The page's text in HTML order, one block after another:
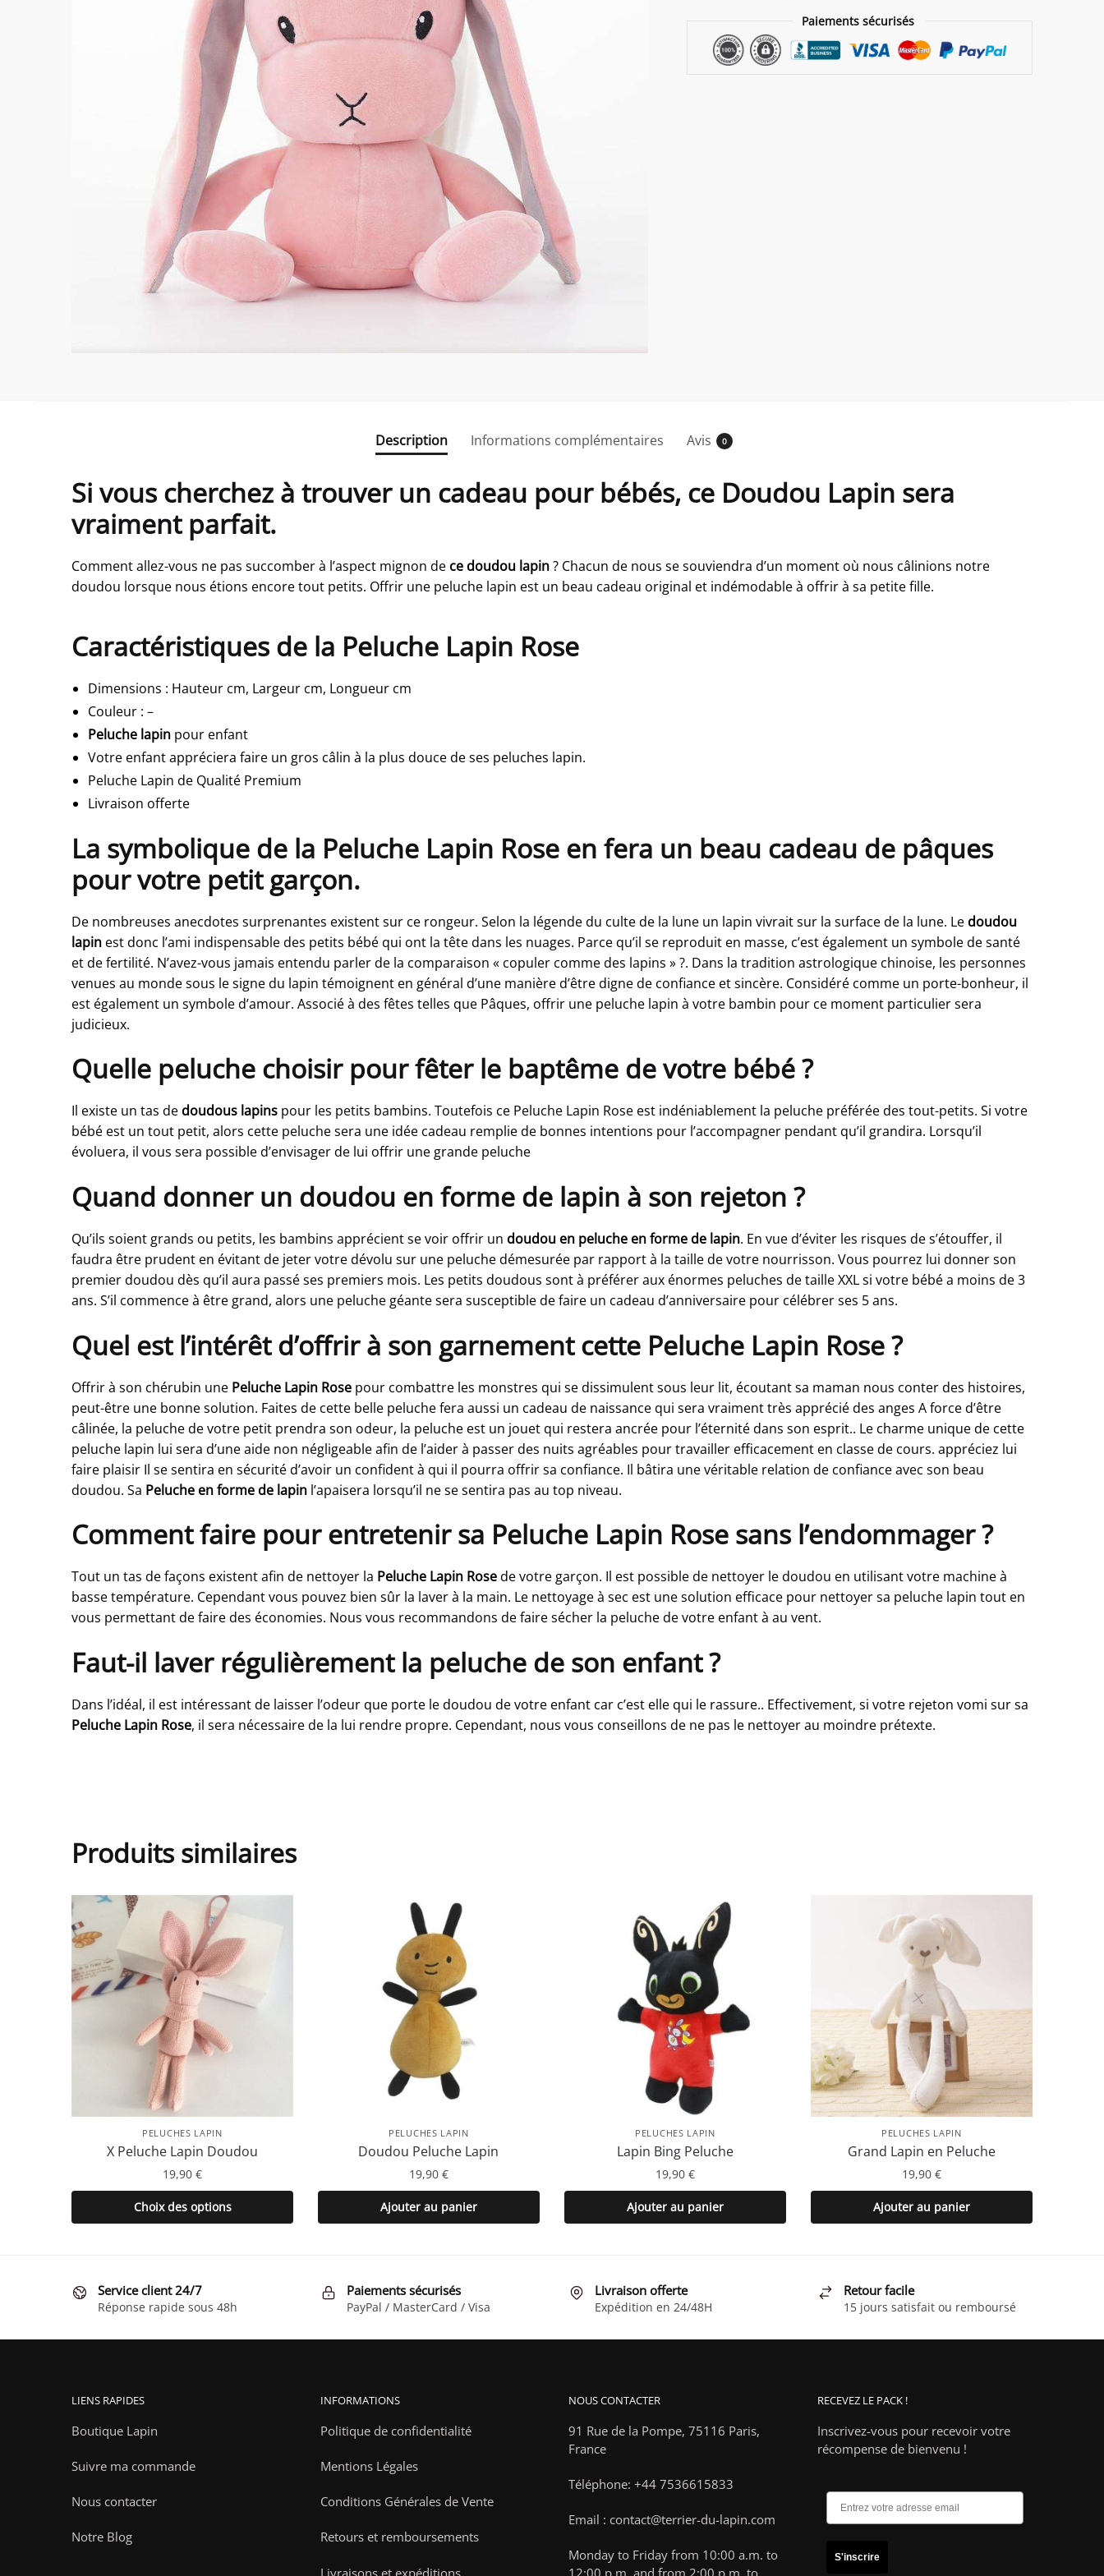
Paiements sécurisés
Description Informations complémentaires Avis 0
Si vous cherchez à trouver un cadeau pour bébés, ce Doudou Lapin sera
vraiment parfait.
Comment allez-vous ne pas succomber à l’aspect mignon de ce doudou lapin? Chacun de nous se souviendra d’un moment où nous câlinions notre
doudou lorsque nous étions encore tout petits. Offrir une peluche lapin est un beau cadeau original et indémodable à offrir à sa petite fille.
Caractéristiques de la Peluche Lapin Rose
Dimensions : Hauteur cm, Largeur cm, Longueur cm
Couleur :–
Peluche lapin pour enfant
Votre enfant appréciera faire un gros câlin à la plus douce de ses peluches lapin.
Peluche Lapin de Qualité Premium
Livraison offerte
La symbolique de la Peluche Lapin Rose en fera un beau cadeau de pâques
pour votre petit garçon.
De nombreuses anecdotes surprenantes existent sur ce rongeur. Selon la légende du culte de la lune un lapin vivrait sur la surface de la lune. Le doudou
lapin est donc l’ami indispensable des petits bébé qui ont la tête dans les nuages. Parce qu’il se reproduit en masse, c’est également un symbole de santé
et de fertilité. N’avez-vous jamais entendu parler de la comparaison « copuler comme des lapins » ?. Dans la tradition astrologique chinoise, les personnes
venues au monde sous le signe du lapin témoignent en général d’une manière d’être digne de confiance et sincère. Considéré comme un porte-bonheur, il
est également un symbole d’amour. Associé à des fêtes telles que Pâques, offrir une peluche lapin à votre bambin pour ce moment particulier sera
judicieux.
Quelle peluche choisir pour fêter le baptême de votre bébé ?
Il existe un tas de doudous lapins pour les petits bambins. Toutefois ce Peluche Lapin Rose est indéniablement la peluche préférée des tout-petits. Si votre
bébé est un tout petit, alors cette peluche sera une idée cadeau remplie de bonnes intentions pour l’accompagner pendant qu’il grandira. Lorsqu’il
évoluera, il vous sera possible d’envisager de lui offrir une grande peluche
Quand donner un doudou en forme de lapin à son rejeton ?
Qu’ils soient grands ou petits, les bambins apprécient se voir offrir un doudou en peluche en forme de lapin. En vue d’éviter les risques de s’étouffer, il
faudra être prudent en évitant de jeter votre dévolu sur une peluche démesurée par rapport à la taille de votre nourrisson. Vous pourrez lui donner son
premier doudou dès qu’il aura passé ses premiers mois. Les petits doudous sont à préférer aux énormes peluches de taille XXL si votre bébé a moins de 3
ans. S’il commence à être grand, alors une peluche géante sera susceptible de faire un cadeau d’anniversaire pour célébrer ses 5 ans.
Quel est l’intérêt d’offrir à son garnement cette Peluche Lapin Rose ?
Offrir à son chérubin une Peluche Lapin Rose pour combattre les monstres qui se dissimulent sous leur lit, écoutant sa maman nous conter des histoires,
peut-être une bonne solution. Faites de cette belle peluche fera aussi un cadeau de naissance qui sera vraiment très apprécié des anges A force d’être
câlinée, la peluche de votre petit prendra son odeur, la peluche est un jouet qui restera ancrée pour l’éternité dans son esprit.. Le charme unique de cette
peluche lapin lui sera d’une aide non négligeable afin de l’aider à passer des nuits agréables pour travailler efficacement en classe de cours. appréciez lui
faire plaisir Il se sentira en sécurité d’avoir un confident à qui il pourra offrir sa confiance. Il bâtira une véritable relation de confiance avec son beau
doudou. Sa Peluche en forme de lapin l’apaisera lorsqu’il ne se sentira pas au top niveau.
Comment faire pour entretenir sa Peluche Lapin Rose sans l’endommager ?
Tout un tas de façons existent afin de nettoyer la Peluche Lapin Rosede votre garçon. Il est possible de nettoyer le doudou en utilisant votre machine à
basse température. Cependant vous pouvez bien sûr la laver à la main. Le nettoyage à sec est une solution efficace pour nettoyer sa peluche lapin tout en
vous permettant de faire des économies. Nous vous recommandons de faire sécher la peluche de votre enfant à au vent.
Faut-il laver régulièrement la peluche de son enfant ?
Dans l’idéal, il est intéressant de laisser l’odeur que porte le doudou de votre enfant car c’est elle qui le rassure.. Effectivement, si votre rejeton vomi sur sa
Peluche Lapin Rose, il sera nécessaire de la lui rendre propre. Cependant, nous vous conseillons de ne pas le nettoyer au moindre prétexte.
Produits similaires
PELUCHES LAPIN
X Peluche Lapin Doudou
19,90 €
Choix des options
Ce
produit
variations.
Les
du
PELUCHES LAPIN
Doudou Peluche Lapin
19,90 €
Ajouter au panier
PELUCHES LAPIN
Lapin Bing Peluche
19,90 €
Ajouter au panier
PELUCHES LAPIN
Grand Lapin en Peluche
19,90 €
Ajouter au panier
Service client 24/7
Réponse rapide sous 48h
Paiements sécurisés
PayPal / MasterCard / Visa
Livraison offerte
Expédition en 24/48H
Retour facile
15 jours satisfait ou remboursé
LIENS RAPIDES
Boutique Lapin
Suivre ma commande
Nous contacter
Notre Blog
INFORMATIONS
Politique de confidentialité
Mentions Légales
Conditions Générales de Vente
Retours et remboursements
Livraisons et expéditions
NOUS CONTACTER
91 Rue de la Pompe, 75116 Paris,
France
Téléphone: +44 7536615833
Email : contact@terrier-du-lapin.com
Monday to Friday from 10:00 a.m. to
RECEVEZ LE PACK !
Inscrivez-vous pour recevoir votre
récompense de bienvenu !
S'inscrire